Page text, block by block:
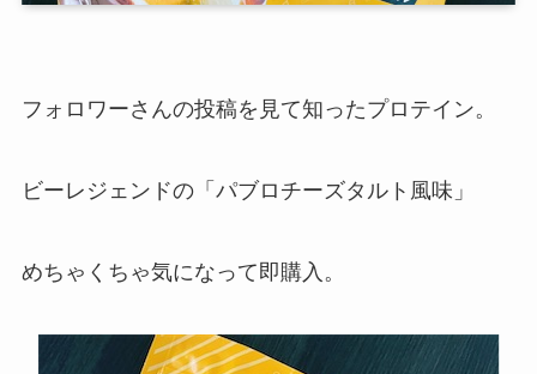
フォロワーさんの投稿を見て知ったプロテイン。
ビーレジェンドの「パブロチーズタルト風味」
めちゃくちゃ気になって即購入。